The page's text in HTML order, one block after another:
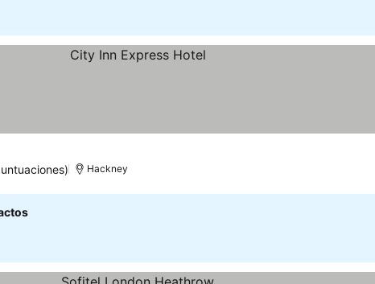
Hackney